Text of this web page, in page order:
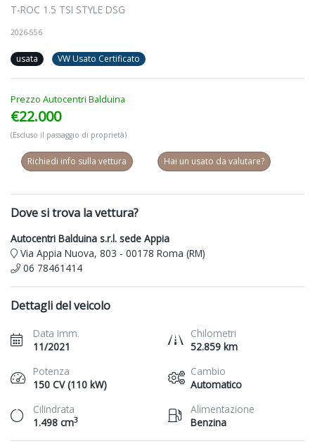
T-ROC 1.5 TSI STYLE DSG
2026-556
usata VW Usato Certificato
Prezzo Autocentri Balduina
€22.000
(Escluso il passaggio di proprietà)
Richiedi info sulla vettura Hai un usato da valutare?
Dove si trova la vettura?
Autocentri Balduina s.r.l. sede Appia
Via Appia Nuova, 803 - 00178 Roma (RM)
06 78461414
Dettagli del veicolo
Data Imm.
11/2021
Chilometri
52.859 km
Potenza
150 CV (110 kW)
Cambio
Automatico
Cilindrata
1.498 cm3
Alimentazione
Benzina